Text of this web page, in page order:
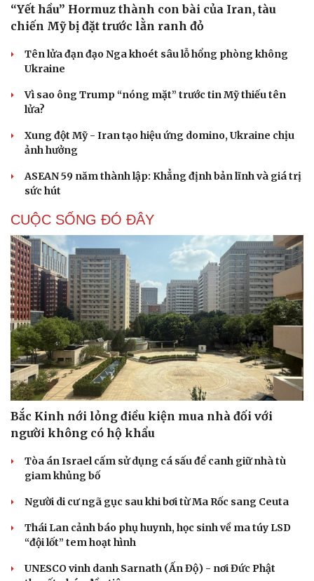
“Yết hầu” Hormuz thành con bài của Iran, tàu
chiến Mỹ bị đặt trước lằn ranh đỏ
Tên lửa đạn đạo Nga khoét sâu lỗ hổng phòng không
Ukraine
Vì sao ông Trump “nóng mặt” trước tin Mỹ thiếu tên
lửa?
Xung đột Mỹ - Iran tạo hiệu ứng domino, Ukraine chịu
ảnh hưởng
ASEAN 59 năm thành lập: Khẳng định bản lĩnh và giá trị
sức hút
CUỘC SỐNG ĐÓ ĐÂY
Bắc Kinh nới lỏng điều kiện mua nhà đối với
người không có hộ khẩu
Tòa án Israel cấm sử dụng cá sấu để canh giữ nhà tù
giam khủng bố
Người di cư ngã gục sau khi bơi từ Ma Rốc sang Ceuta
Thái Lan cảnh báo phụ huynh, học sinh về ma túy LSD
“đội lốt” tem hoạt hình
UNESCO vinh danh Sarnath (Ấn Độ) - nơi Đức Phật